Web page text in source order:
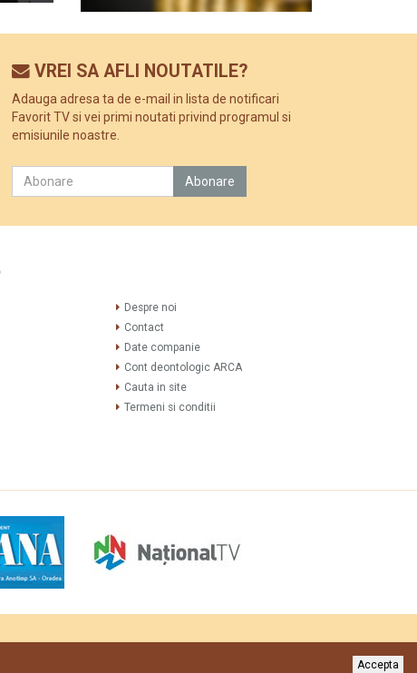
VREI SA AFLI NOUTATILE?
Adauga adresa ta de e-mail in lista de notificari
Favorit TV si vei primi noutati privind programul si
emisiunile noastre.
Despre noi
Contact
Date companie
Cont deontologic ARCA
Cauta in site
Termeni si conditii
Accepta